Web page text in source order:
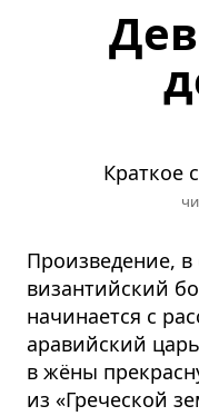
Краткое
Произведение,
византийский
начинается с
аравийский
в жёны
из «Греческой